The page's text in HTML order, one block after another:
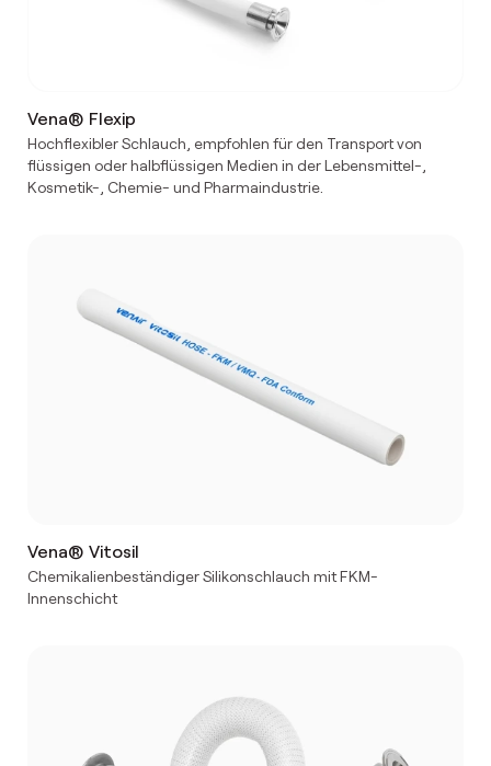
Vena® Flexip
Hochflexibler Schlauch, empfohlen für den Transport von
flüssigen oder halbflüssigen Medien in der Lebensmittel-,
Kosmetik-, Chemie- und Pharmaindustrie.
Vena® Vitosil
Chemikalienbeständiger Silikonschlauch mit FKM-
Innenschicht